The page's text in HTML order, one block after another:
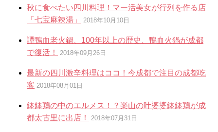
秋に食べたい四川料理！マー活美女が行列を作る店
「七宝麻辣湯」
2018年10月10日
譚鴨血老火鍋、100年以上の歴史、鴨血火鍋が成都
で復活！
2018年09月26日
最新の四川激辛料理はココ！今成都で注目の成都吃
客 2018年08月01日
鉢鉢鶏の中のエルメス！？楽山の叶婆婆鉢鉢鶏が成
都太古里に出店！
2018年07月31日